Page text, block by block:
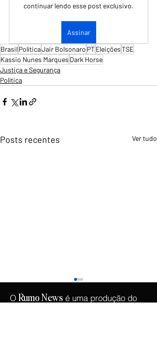
continuar lendo esse post exclusivo.
Assinar
BrasilPolíticaJair Bolsonaro PTEleiçõesTSE
Kassio Nunes Marques Dark Horse
Justiça e Segurança
Política
Posts recentes Ver tudo
O Rumo News é uma produção do